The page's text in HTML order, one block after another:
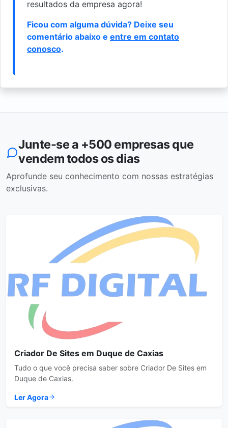
resultados da empresa agora!
Ficou com alguma dúvida? Deixe seu
comentário abaixo e entre em contato
conosco.
Junte-se a +500 empresas que
vendem todos os dias
Aprofunde seu conhecimento com nossas estratégias
exclusivas.
Criador De Sites em Duque de Caxias
Tudo o que você precisa saber sobre Criador De Sites em
Duque de Caxias.
Ler Agora